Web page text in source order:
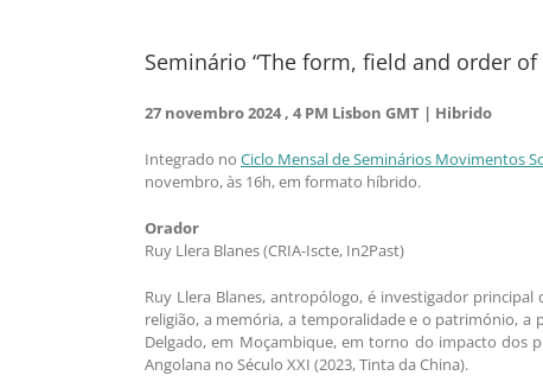
Seminário “The form, field and order
27 novembro 2024 , 4 PM Lisbon GMT | Hibrido
Integrado no Ciclo Mensal de Seminários Movimentos
novembro, às 16h, em formato híbrido.
Orador
Ruy Llera Blanes (CRIA-Iscte, In2Past)
Ruy Llera Blanes, antropólogo, é investigador
religião, a memória, a temporalidade e o património, a
Delgado, em Moçambique, em torno do impacto dos
Angolana no Século XXI (2023, Tinta da China).